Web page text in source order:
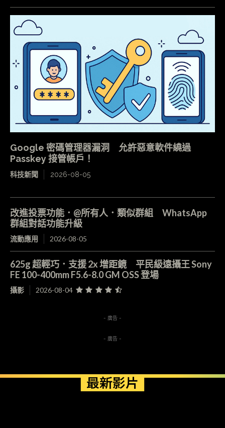
Google 密碼管理器漏洞 允許惡意軟件繞過
Passkey 接管帳戶！
科技新聞 2026-08-05
改進投票功能．@所有人．類似群組 WhatsApp
群組對話功能升級
流動應用 2026-08-05
625g 超輕巧．支援 2x 增距鏡 平民級遠攝王 Sony
FE 100-400mm F5.6-8.0 GM OSS 登場
攝影 2026-08-04
- 廣告 -
- 廣告 -
最新影片